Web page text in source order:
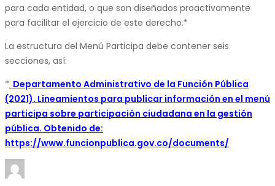
para cada entidad, o que son diseñados proactivamente
para facilitar el ejercicio de este derecho.*
La estructura del Menú Participa debe contener seis
secciones, así:
* Departamento Administrativo de la Función Pública
(2021). Lineamientos para publicar información en el menú
participa sobre participación ciudadana en la gestión
pública. Obtenido de:
https://www.funcionpublica.gov.co/documents/